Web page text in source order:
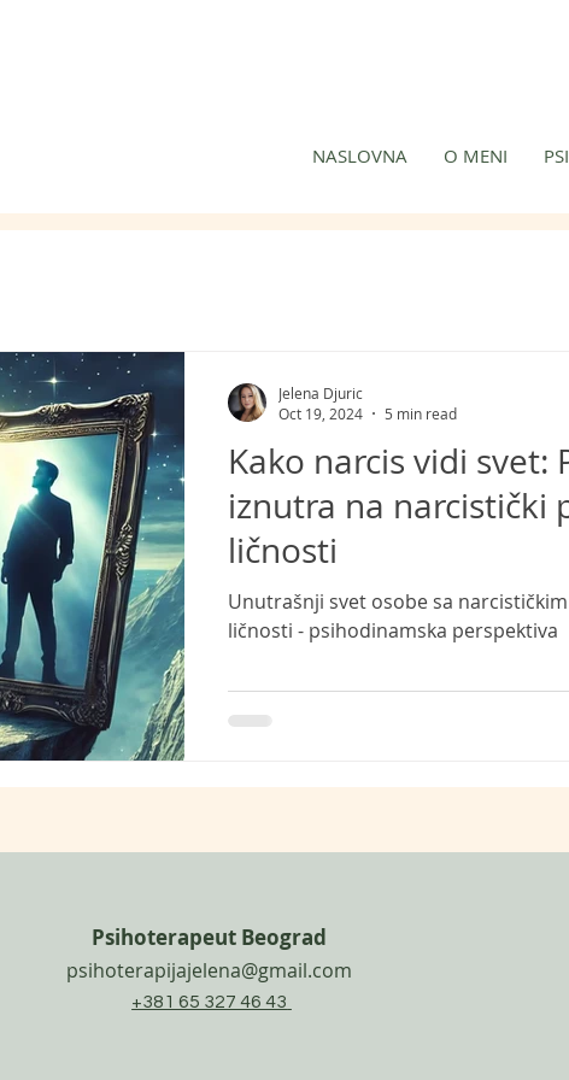
NASLOVNA O MENI
Kako narcis vidi svet:
iznutra na narcistički
ličnosti
Unutrašnji svet osobe sa
ličnosti - psihodinamska perspektiva
Jelena Djuric
Oct 19, 2024
5 min read
Psihoterapeut Beograd
psihoterapijajelena@gmail.com
+381 65 327 46 43